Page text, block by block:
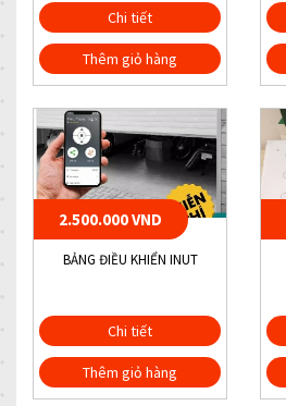
Chi tiết
Thêm giỏ hàng
2.500.000 VND
BẢNG ĐIỀU KHIỂN INUT
Chi tiết
Thêm giỏ hàng